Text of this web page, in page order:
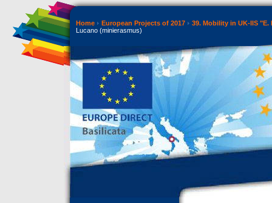
Home European Projects of 2017
39. Mobility in UK-IIS
Lucano (minierasmus)